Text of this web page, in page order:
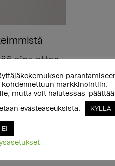
aina ottaa
viktigaste
alltid tas i
kohdennettuun markkinointiin.
mutta voit halutessasi päättää
evästeaseuksista.
KYLLÄ
EI